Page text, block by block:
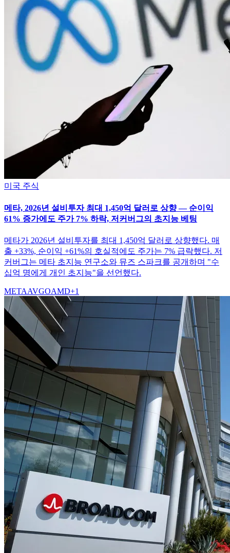
미국 주식
메타, 2026년 설비투자 최대 1,450억 달러로 상향 — 순이익
61% 증가에도 주가 7% 하락, 저커버그의 초지능 베팅
메타가 2026년 설비투자를 최대 1,450억 달러로 상향했다. 매
출 +33%, 순이익 +61%의 호실적에도 주가는 7% 급락했다. 저
커버그는 메타 초지능 연구소와 뮤즈 스파크를 공개하며 "수
십억 명에게 개인 초지능"을 선언했다.
METAAVGOAMD+1